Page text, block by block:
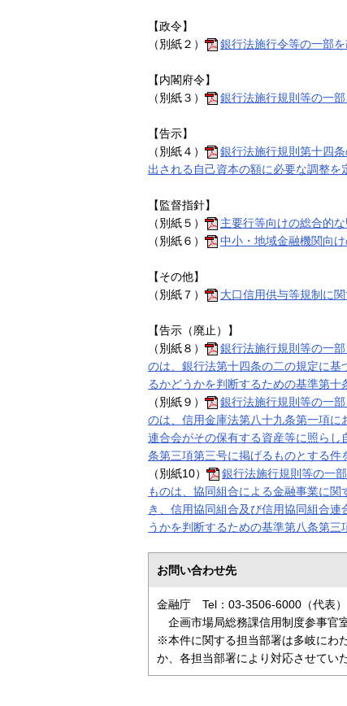
【政令】
（別紙２）
銀行法施行令等の一部
【内閣府令】
（別紙３）
銀行法施行規則等の一
【告示】
（別紙４）
銀行法施行規則第十四
出される自己資本の額に必要な調整を
【監督指針】
（別紙５）
主要行等向けの総合的
（別紙６）
中小・地域金融機関向
【その他】
（別紙７）
大口信用供与等規制に
【告示（廃止）】
（別紙８）
銀行法施行規則等の一
のは、銀行法第十四条の二の規定に
るかどうかを判断するための基準第
（別紙９）
銀行法施行規則等の一
のは、信用金庫法第八十九条第一項
連合会がその保有する資産等に照ら
条第三項第三号に掲げるものとする件
（別紙10）
銀行法施行規則等の一
ものは、協同組合による金融事業に
き、信用協同組合及び信用協同組合
うかを判断するための基準第八条第
お問い合わせ先
金融庁 Tel：03-3506-6000（代表）
企画市場局総務課信用制度参事官
※本件に関する担当部署は多岐にわ
か、各担当部署により対応させてい